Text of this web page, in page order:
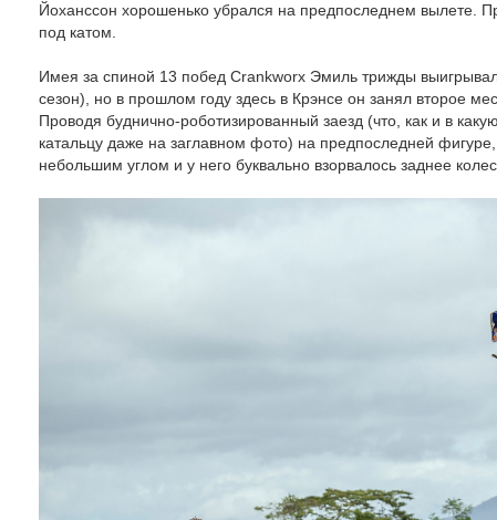
Йоханссон хорошенько убрался на предпоследнем вылете.
под катом.
Имея за спиной 13 побед Crankworx Эмиль трижды
сезон), но в прошлом году здесь в Крэнсе он занял второе
Проводя буднично-роботизированный заезд (что, как и в
катальцу даже на заглавном фото) на предпоследней
небольшим углом и у него буквально взорвалось заднее